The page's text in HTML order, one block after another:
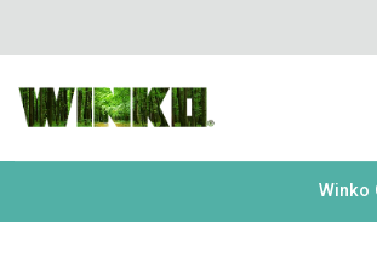
Winko
Mesa de